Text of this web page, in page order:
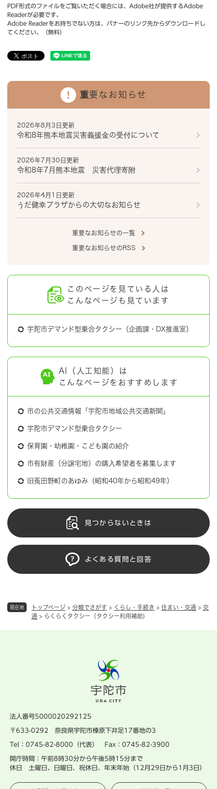
現在地 トップページ > 分類でさがす > くらし・手続き > 住まい・交通 > 交
通 > らくらくタクシー（タクシー利用補助)
PDF形式のファイルをご覧いただく場合には、Adobe社が提供するAdobe
Readerが必要です。
Adobe Readerをお持ちでない方は、バナーのリンク先からダウンロードし
てください。（無料）
重要なお知らせ
2026年8月3日更新
令和8年熊本地震災害義援金の受付について
2026年7月30日更新
令和8年7月熊本地震 災害代理寄附
2026年4月1日更新
うだ健幸プラザからの大切なお知らせ
重要なお知らせの一覧
重要なお知らせのRSS
このページを見ている人は
こんなページも見ています
宇陀市デマンド型乗合タクシー（企画課・DX推進室）
AI（人工知能）は
こんなページをおすすめします
市の公共交通情報「宇陀市地域公共交通新聞」
宇陀市デマンド型乗合タクシー
保育園・幼稚園・こども園の紹介
市有財産（分譲宅地）の購入希望者を募集します
旧菟田野町のあゆみ（昭和40年から昭和49年）
見つからないときは
よくある質問と回答
法人番号5000020292125
〒633-0292 奈良県宇陀市榛原下井足17番地の3
Tel：0745-82-8000（代表） Fax：0745-82-3900
開庁時間：午前8時30分から午後5時15分まで
休日 土曜日、日曜日、祝休日、年末年始（12月29日から1月3日）